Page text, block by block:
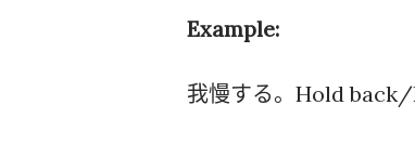
Example:
我慢する。Hold